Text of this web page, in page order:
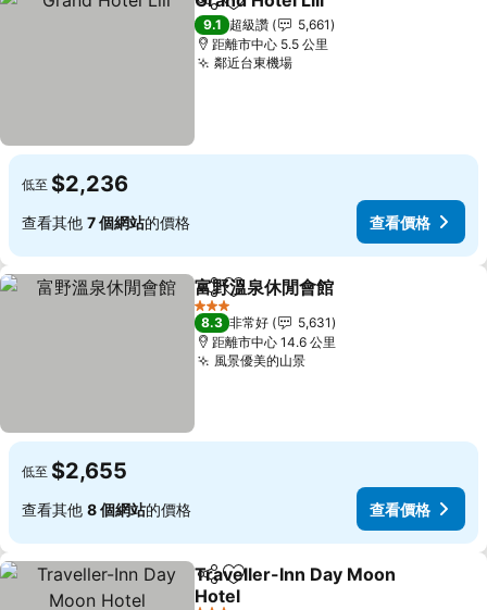
分享 加入我的最愛
9.1 超級讚
5,661
距離市中心 5.5 公里
鄰近台東機場
低至 $2,236
查看其他 7 個網站的價格 查看價格
分享 加入我的最愛
富野溫泉休閒會館
3 星級
8.3 非常好
5,631
距離市中心 14.6 公里
風景優美的山景
低至 $2,655
查看其他 8 個網站的價格 查看價格
分享 加入我的最愛
Traveller-Inn Day Moon
Hotel